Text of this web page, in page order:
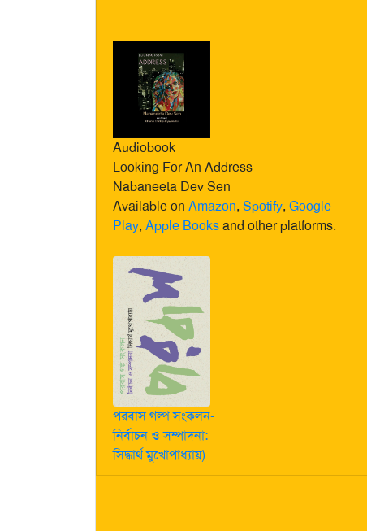
Audiobook
Looking For An Address
Nabaneeta Dev Sen
Available on Amazon, Spotify, Google
Play, Apple Booksand other platforms.
পরবাস গল্প সংকলন-
নির্বাচন ও সম্পাদনা:
সিদ্ধার্থ মুখোপাধ্যায়)